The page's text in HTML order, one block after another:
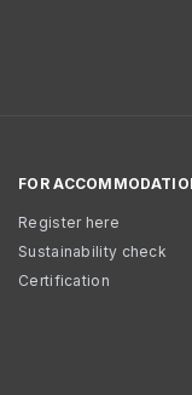
FOR
Register here
Sustainability check
Certification